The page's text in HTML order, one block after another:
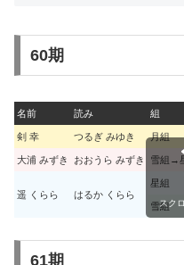
60期
名前 読み 組
剣 幸 つるぎ みゆき 月組
大浦 みずき おおうら みずき 雪組→
遥 くらら はるか くらら
星組
雪組スク
61期